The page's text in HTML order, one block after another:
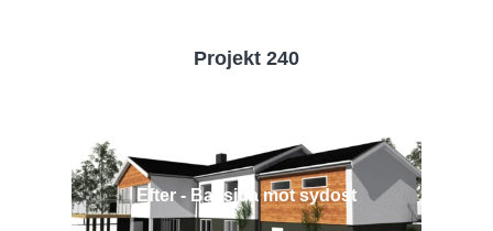
Projekt 240
Efter - Baksida mot sydost